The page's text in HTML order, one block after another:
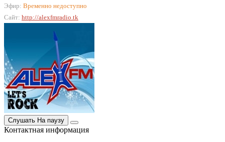
Эфир: Временно недоступно
Сайт: http://alexfmradio.tk
Слушать На паузу
Контактная информация